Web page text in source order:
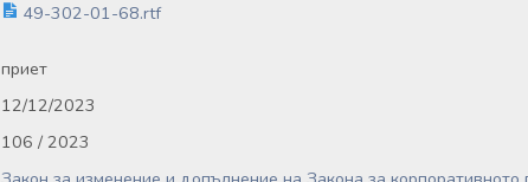
49-302-01-68.rtf
приет
12/12/2023
106 / 2023